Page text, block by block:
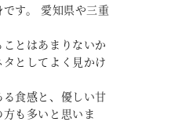
す。 愛知県や三重
とはあまりないか
としてよく見かけ
食感と、優しい甘
も多いと思いま